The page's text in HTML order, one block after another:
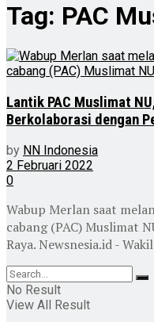
Tag: PAC
Lantik PAC Muslimat
Berkolaborasi dengan
by NN Indonesia
2 Februari 2022
0
Wabup Merlan saat
cabang (PAC) Muslimat
Raya. Newsnesia.id -
No Result
View All Result